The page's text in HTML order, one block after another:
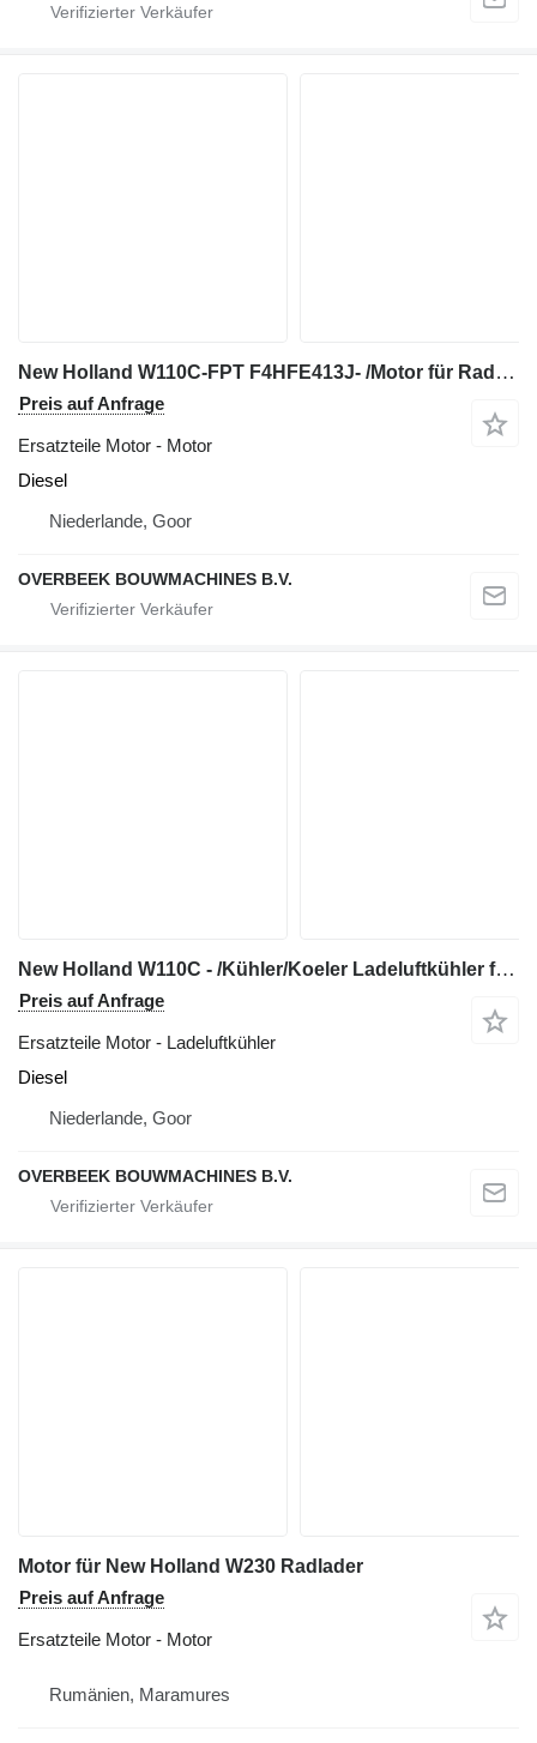
New Holland W110C-FPT F4HFE413J- /Motor für Radlader
Preis auf Anfrage
Ersatzteile Motor - Motor
Diesel
Niederlande, Goor
OVERBEEK BOUWMACHINES B.V.
New Holland W110C - /Kühler/Koeler Ladeluftkühler für Radlader
Preis auf Anfrage
Ersatzteile Motor - Ladeluftkühler
Diesel
Niederlande, Goor
OVERBEEK BOUWMACHINES B.V.
Motor für New Holland W230 Radlader
Preis auf Anfrage
Ersatzteile Motor - Motor
Rumänien, Maramures